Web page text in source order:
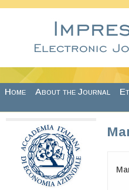
Home About the Journal